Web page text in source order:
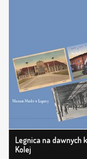
Legnica na dawnych
Kolej